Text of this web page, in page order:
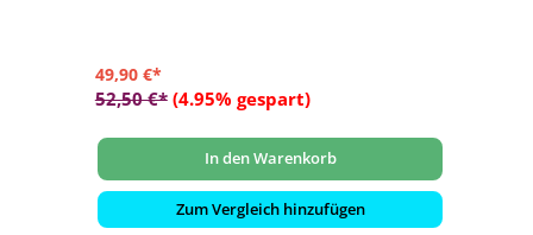
49,90 €*
52,50 €* (4.95% gespart)
In den Warenkorb
Zum Vergleich hinzufügen